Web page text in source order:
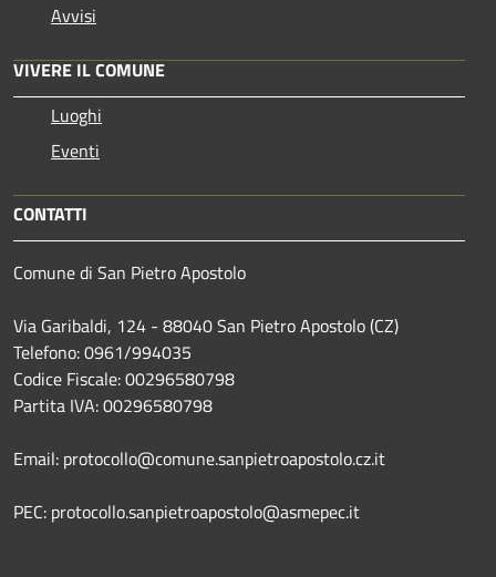
Avvisi
VIVERE IL COMUNE
Luoghi
Eventi
CONTATTI
Comune di San Pietro Apostolo
Via Garibaldi, 124 - 88040 San Pietro Apostolo (CZ)
Telefono: 0961/994035
Codice Fiscale: 00296580798
Partita IVA: 00296580798
Email: protocollo@comune.sanpietroapostolo.cz.it
PEC: protocollo.sanpietroapostolo@asmepec.it